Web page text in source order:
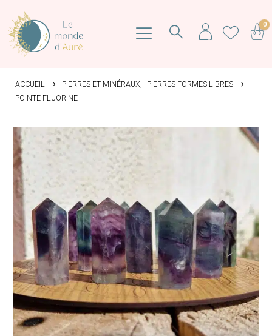
0
ACCUEIL PIERRES ET MINÉRAUX,
PIERRES FORMES LIBRES
POINTE FLUORINE